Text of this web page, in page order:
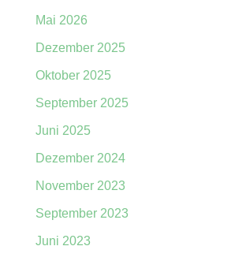
Mai 2026
Dezember 2025
Oktober 2025
September 2025
Juni 2025
Dezember 2024
November 2023
September 2023
Juni 2023